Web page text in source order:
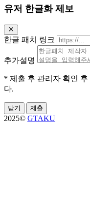
유저 한글화 제보
한글 패치 링크
추가설명
* 제출 후 관리자 확인
다.
닫기 제출
2025© GTAKU